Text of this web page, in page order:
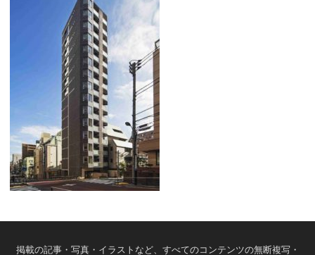
掲載の記事・写真・イラストなど、すべてのコンテンツの無断複写・